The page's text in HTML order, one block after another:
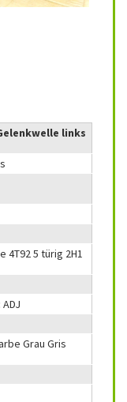
links
4T92 5 türig 2H1
Grau Gris